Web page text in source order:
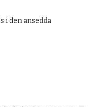
i den ansedda